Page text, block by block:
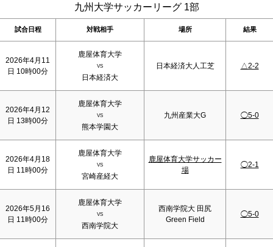
九州大学サッカーリーグ 1部
試合日程 対戦相手 場所 結果
2026年4月11
日 10時00分
鹿屋体育大学
VS
日本経済大
日本経済大人工芝 △2-2
2026年4月12
日 13時00分
鹿屋体育大学
VS
熊本学園大
九州産業大G ◯5-0
2026年4月18
日 11時00分
鹿屋体育大学
VS
宮崎産経大
鹿屋体育大学サッカー
場
◯2-1
2026年5月16
日 11時00分
鹿屋体育大学
VS
西南学院大
西南学院大 田尻
Green Field
◯5-0